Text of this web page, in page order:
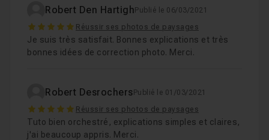
Robert Den Hartigh Publié le 06/03/2021
5 Réussir ses photos de paysages
Je suis très satisfait. Bonnes explications et très
bonnes idées de correction photo. Merci.
Robert Desrochers Publié le 01/03/2021
5 Réussir ses photos de paysages
Tuto bien orchestré, explications simples et claires,
j'ai beaucoup appris. Merci.